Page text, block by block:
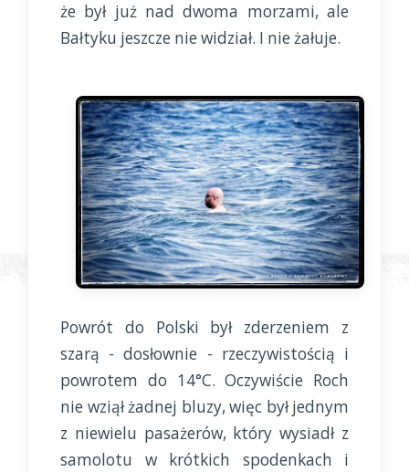
że był już nad dwoma morzami, ale
Bałtyku jeszcze nie widział. I nie żałuje.
Powrót do Polski był zderzeniem z
szarą - dosłownie - rzeczywistością i
powrotem do 14°C. Oczywiście Roch
nie wziął żadnej bluzy, więc był jednym
z niewielu pasażerów, który wysiadł z
samolotu w krótkich spodenkach i